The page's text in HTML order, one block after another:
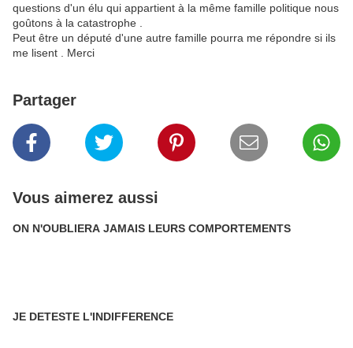
questions d'un élu qui appartient à la même famille politique nous
goûtons à la catastrophe .
Peut être un député d'une autre famille pourra me répondre si ils
me lisent . Merci
Partager
Vous aimerez aussi
ON N'OUBLIERA JAMAIS LEURS COMPORTEMENTS
JE DETESTE L'INDIFFERENCE